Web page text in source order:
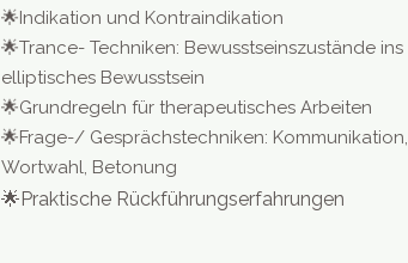
🌟Indikation und Kontraindikation
🌟Trance- Techniken: Bewusstseinszustände ins
elliptisches Bewusstsein
🌟Grundregeln für therapeutisches Arbeiten
🌟Frage-/ Gesprächstechniken: Kommunikation,
Wortwahl, Betonung
🌟Praktische Rückführungserfahrungen